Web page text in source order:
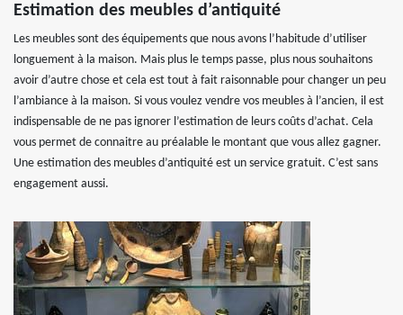
Estimation des meubles d’antiquité
Les meubles sont des équipements que nous avons l’habitude d’utiliser
longuement à la maison. Mais plus le temps passe, plus nous souhaitons
avoir d’autre chose et cela est tout à fait raisonnable pour changer un peu
l’ambiance à la maison. Si vous voulez vendre vos meubles à l’ancien, il est
indispensable de ne pas ignorer l’estimation de leurs coûts d’achat. Cela
vous permet de connaitre au préalable le montant que vous allez gagner.
Une estimation des meubles d’antiquité est un service gratuit. C’est sans
engagement aussi.